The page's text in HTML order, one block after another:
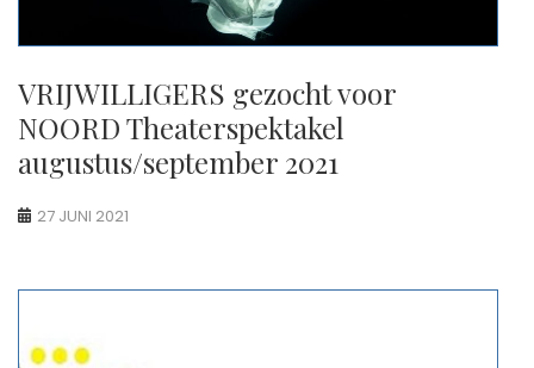
VRIJWILLIGERS gezocht voor
NOORD Theaterspektakel
augustus/september 2021
27 JUNI 2021